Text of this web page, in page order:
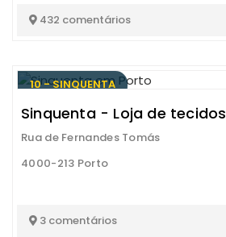
432 comentários
10 - SINQUENTA
Sinquenta - Loja de tecidos
Rua de Fernandes Tomás
4000-213 Porto
3 comentários